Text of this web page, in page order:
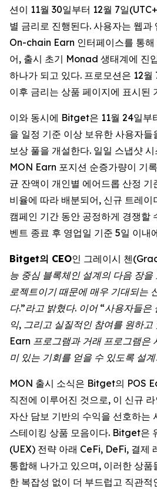
션이 11월 30일부터 12월 7일
별 금리로 진행된다. 사용자는 웹
On-chain Earn 인터페이스를 통해
어, 출시 초기 Monad 생태계에 진
하나가 되고 있다. 프로모션은 12
이후 금리는 상품 페이지에 표시된
이와 동시에 Bitget은 11월 24일부
을 일정 기준 이상 보유한 사용자
보상 풀을 개설한다. 일일 스냅샷
MON Earn 포지션 순증가량이 기
균 잔액이 개인별 에어드롭 산정 기
비율에 따라 배분되어, 신규 트레
캠페인 기간 동안 공정하게 경쟁할
벤트 종료 후 영업일 기준 5일 이내
Bitget의 CEO인 그레이시 첸
능 중심 블록체인 설계의 다음 장
로젝트이기 때문에 매우 기대되는
다.”라고 밝혔다. 이어 “사용자들은
익, 그리고 실질적인 참여를 원하
Earn 프로그램과 거래 프로그램은
미 있는 기회를 얻을 수 있도록 설
MON 출시 소식은 Bitget의 POS
직전에 이루어진 것으로, 이 신규
자산 담보 기반의 수익을 선호하는
스테이킹 상품 모음이다. Bitget은
(UEX) 전략 아래 CeFi, DeFi, 결제
통합해 나가고 있으며, 이러한 상
한 복잡성 없이 더 부드럽고 직관적